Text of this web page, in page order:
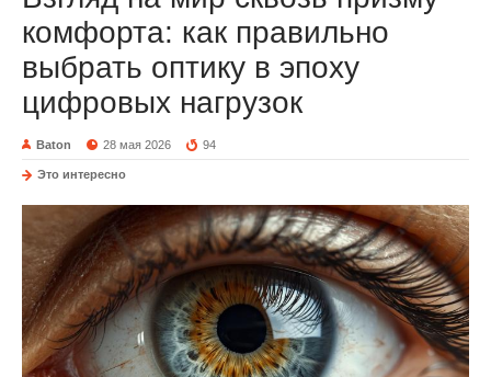
комфорта: как правильно
выбрать оптику в эпоху
цифровых нагрузок
Baton 28 мая 2026 94
Это интересно